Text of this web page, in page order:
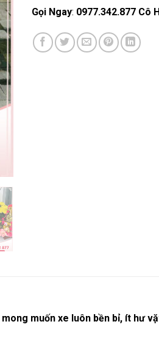
Gọi Ngay: 0977.342.877 Cô
mong muốn xe luôn bền bỉ, ít hư